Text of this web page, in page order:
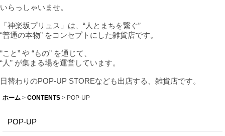
いらっしゃいませ。
「神楽坂プリュス」は、“人とまちを繋ぐ”
“普通の本物” をコンセプトにした雑貨店です。
“こと” や “もの” を通じて、
“人” が集まる場を運営しています。
日替わりのPOP-UP STOREなども出店する、雑貨店です。
ホーム > CONTENTS > POP-UP
POP-UP